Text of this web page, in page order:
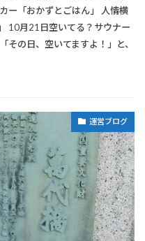
ー「おかずとごはん」 人情横
10月21日空いてる？サウナー
その日、空いてますよ！」と、
運営ブログ